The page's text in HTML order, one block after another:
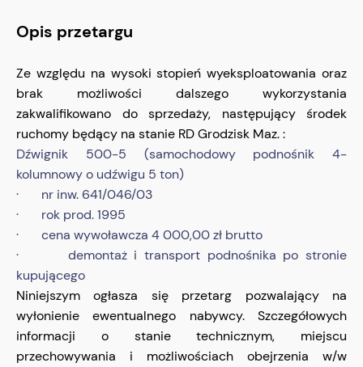
Opis przetargu
Ze względu na wysoki stopień wyeksploatowania oraz
brak możliwości dalszego wykorzystania
zakwalifikowano do sprzedaży, następujący środek
ruchomy będący na stanie RD Grodzisk Maz. :
Dźwignik 500-5 (samochodowy podnośnik 4-
kolumnowy o udźwigu 5 ton)
· nr inw. 641/046/03
· rok prod. 1995
· cena wywoławcza 4 000,00 zł brutto
· demontaż i transport podnośnika po stronie
kupującego
Niniejszym ogłasza się przetarg pozwalający na
wyłonienie ewentualnego nabywcy. Szczegółowych
informacji o stanie technicznym, miejscu
przechowywania i możliwościach obejrzenia w/w